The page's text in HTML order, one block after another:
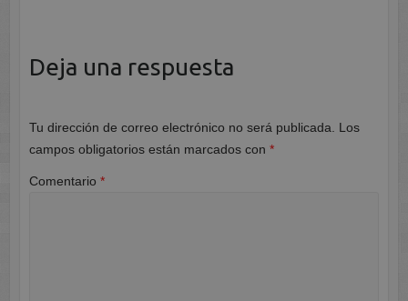
Deja una respuesta
Tu dirección de correo electrónico no será publicada.
Los
campos obligatorios están marcados con *
Comentario *